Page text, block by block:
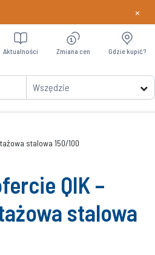
Dowiedz
×
Wszędzie
Aktualności Zmiana cen Gdzie kupić?
stalowa 150/100
QIK –
stalowa